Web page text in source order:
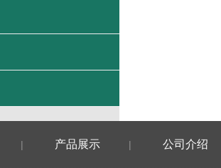
| 产品展示 | 公司介绍